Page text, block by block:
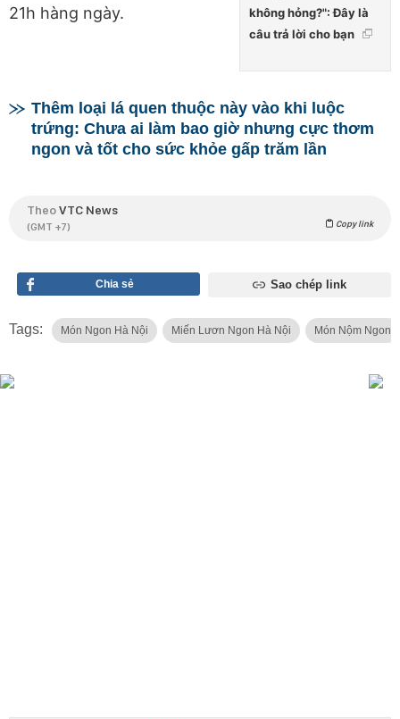
không hỏng?": Đây là
câu trả lời cho bạn
21h hàng ngày.
Thêm loại lá quen thuộc này vào khi luộc
trứng: Chưa ai làm bao giờ nhưng cực thơm
ngon và tốt cho sức khỏe gấp trăm lần
TheoVTC News
(GMT +7) Copy link
Chia sẻ Sao chép link
Tags: Món Ngon Hà Nội Miến Lươn Ngon Hà Nội Món Nộm Ngon